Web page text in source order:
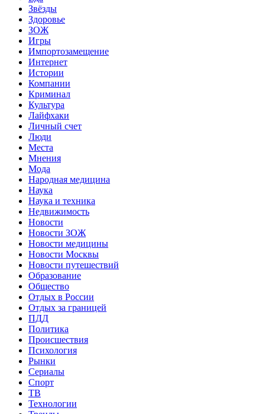
Звёзды
Здоровье
ЗОЖ
Игры
Импортозамещение
Интернет
Истории
Компании
Криминал
Культура
Лайфхаки
Личный счет
Люди
Места
Мнения
Мода
Народная медицина
Наука
Наука и техника
Недвижимость
Новости
Новости ЗОЖ
Новости медицины
Новости Москвы
Новости путешествий
Образование
Общество
Отдых в России
Отдых за границей
ПДД
Политика
Происшествия
Психология
Рынки
Сериалы
Спорт
ТВ
Технологии